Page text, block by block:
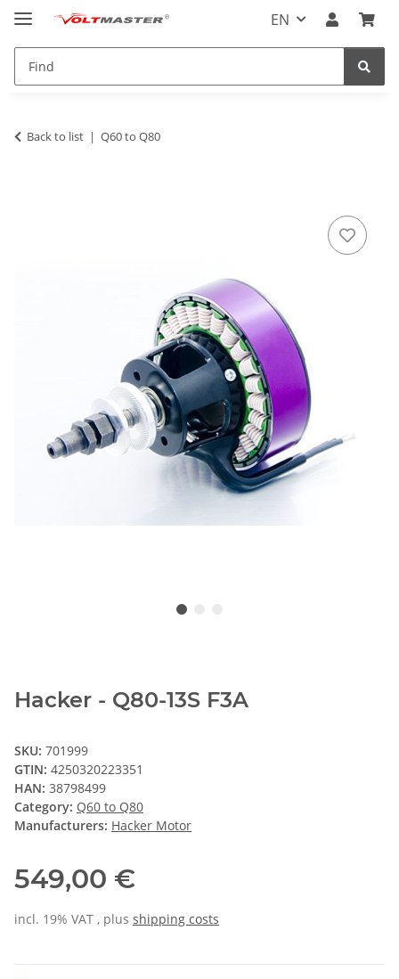
EN
Back to list Q60 to Q80
Hacker - Q80-13S F3A
SKU: 701999
GTIN: 4250320223351
HAN: 38798499
Category: Q60 to Q80
Manufacturers: Hacker Motor
549,00 €
incl. 19% VAT , plus shipping costs